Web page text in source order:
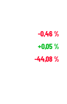
-0,46%
+0,05%
-44,08%